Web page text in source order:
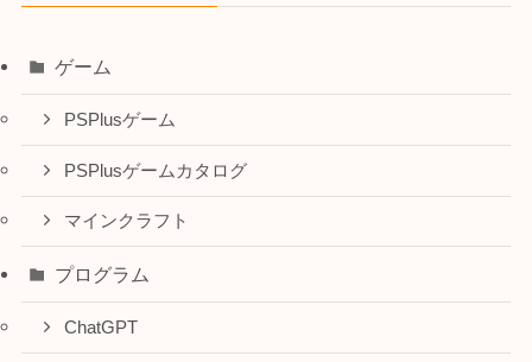
ゲーム
PSPlusゲーム
PSPlusゲームカタログ
マインクラフト
プログラム
ChatGPT